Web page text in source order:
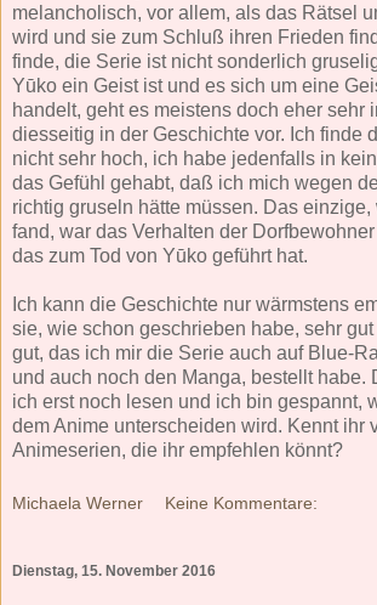
melancholisch, vor allem, als das Rätsel
wird und sie zum Schluß ihren Frieden
finde, die Serie ist nicht sonderlich
Yūko ein Geist ist und es sich um eine
handelt, geht es meistens doch eher sehr
diesseitig in der Geschichte vor. Ich finde
nicht sehr hoch, ich habe jedenfalls in
das Gefühl gehabt, daß ich mich wegen
richtig gruseln hätte müssen. Das
fand, war das Verhalten der
das zum Tod von Yūko geführt hat.
Ich kann die Geschichte nur wärmstens
sie, wie schon geschrieben habe, sehr
gut, das ich mir die Serie auch auf Blue-
und auch noch den Manga, bestellt habe.
ich erst noch lesen und ich bin gespannt,
dem Anime unterscheiden wird. Kennt ihr
Animeserien, die ihr empfehlen könnt?
Michaela Werner Keine Kommentare:
Dienstag, 15. November 2016